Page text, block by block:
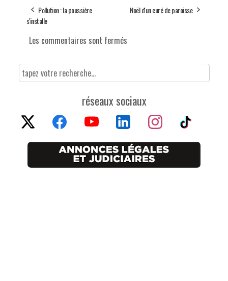
Pollution : la poussière
s'installe
Noël d'un curé de paroisse
Les commentaires sont fermés
réseaux sociaux